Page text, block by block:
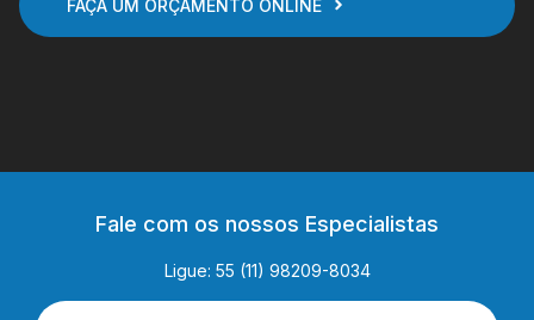
FAÇA UM ORÇAMENTO ONLINE
Fale com os nossos Especialistas
Ligue: 55 (11) 98209-8034